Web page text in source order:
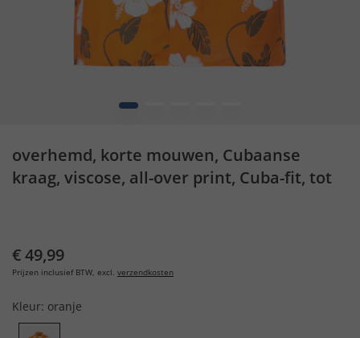
1
overhemd, korte mouwen, Cubaanse
kraag, viscose, all-over print, Cuba-fit, tot
€ 49,99
Prijzen inclusief BTW, excl. verzendkosten
Kleur: oranje